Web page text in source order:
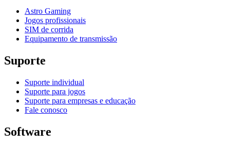
Astro Gaming
Jogos profissionais
SIM de corrida
Equipamento de transmissão
Suporte
Suporte individual
Suporte para jogos
Suporte para empresas e educação
Fale conosco
Software